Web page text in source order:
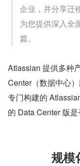
企业，并分享迁
为您提供深入全
篇。
Atlassian 提供多种
Center（数据中心
专门构建的
的 Data Center 版
规模